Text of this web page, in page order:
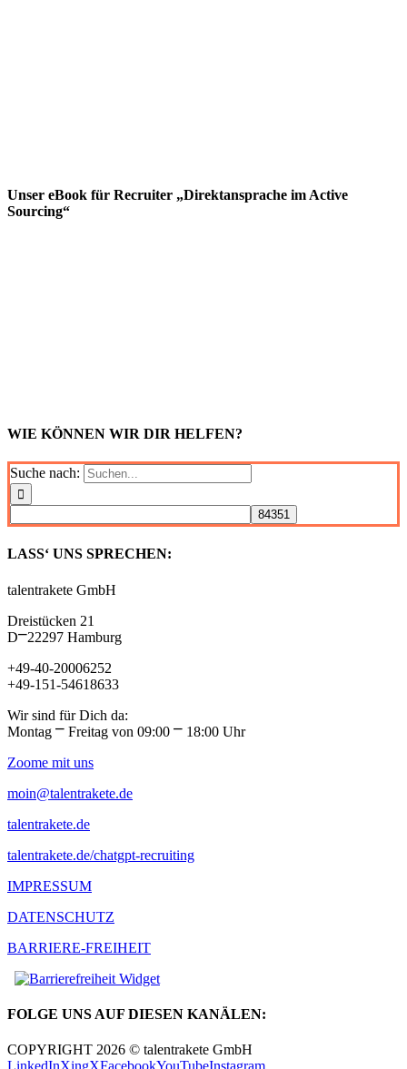
Unser eBook für Recruiter „Direktansprache im Active
Sourcing“
WIE KÖNNEN WIR DIR HELFEN?
Suche nach:
LASS‘ UNS SPRECHEN:
talentrakete GmbH
Dreistücken 21
D⎻22297 Hamburg
+49-40-20006252
+49-151-54618633
Wir sind für Dich da:
Montag ⎻ Freitag von 09:00 ⎻ 18:00 Uhr
Zoome mit uns
moin@talentrakete.de
talentrakete.de
talentrakete.de/chatgpt-recruiting
IMPRESSUM
DATENSCHUTZ
BARRIERE-FREIHEIT
FOLGE UNS AUF DIESEN KANÄLEN:
COPYRIGHT 2026 © talentrakete GmbH
LinkedInXingXFacebookYouTubeInstagram